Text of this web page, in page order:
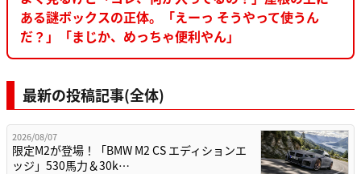
ある謎ボックスの正体。「えーっ そうやって使うん
だ？」「まじか、めっちゃ便利やん」
最新の投稿記事(全体)
2026/08/07
限定M2が登場！「BMW M2 CS エディションエ
ッジ」530馬力＆30k…